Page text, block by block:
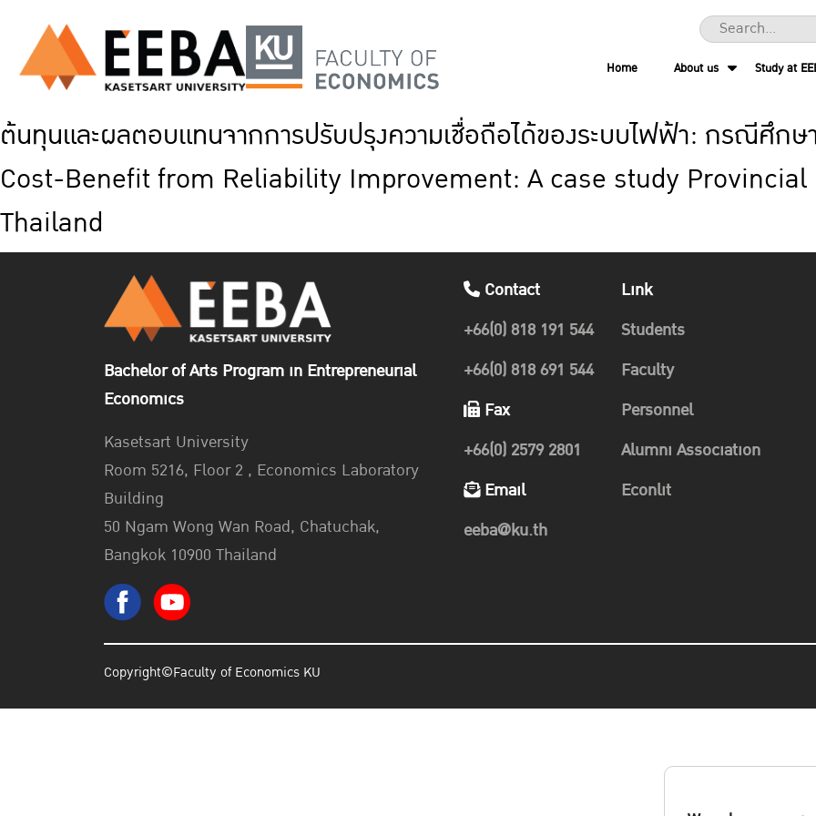
Home About us Study at
ต้นทุนและผลตอบแทนจากการปรับปรุงความเชื่อถือได้ของระบบไฟฟ้า: กรณีศึก
Cost-Benefit from Reliability Improvement: A case study
Thailand
Bachelor of Arts Program in Entrepreneurial
Economics
Kasetsart University
Room 5216, Floor 2 , Economics Laboratory
Building
50 Ngam Wong Wan Road, Chatuchak,
Bangkok 10900 Thailand
Contact
+66(0) 818 191 544
+66(0) 818 691 544
Fax
+66(0) 2579 2801
Email
eeba@ku.th
Link
Students
Faculty
Personnel
Alumni Association
Econlit
Copyright©Faculty of Economics KU